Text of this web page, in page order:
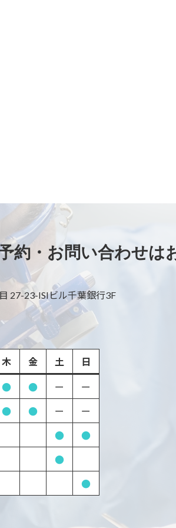
約・お問い合わせは
27-23-ISIビル千葉銀行3F
木 金 土 日
● ● ー ー
● ● ー ー
● ●
●
●